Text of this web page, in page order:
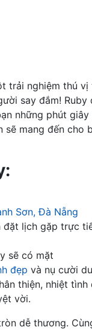
trải nghiệm thú vị
say đắm!
những phút
mang đến cho
Sơn, Đà Nẵng
lịch gặp trực
sẽ có mặt
đẹp và nụ cười
thiện, nhiệt
vời.
dễ thương.